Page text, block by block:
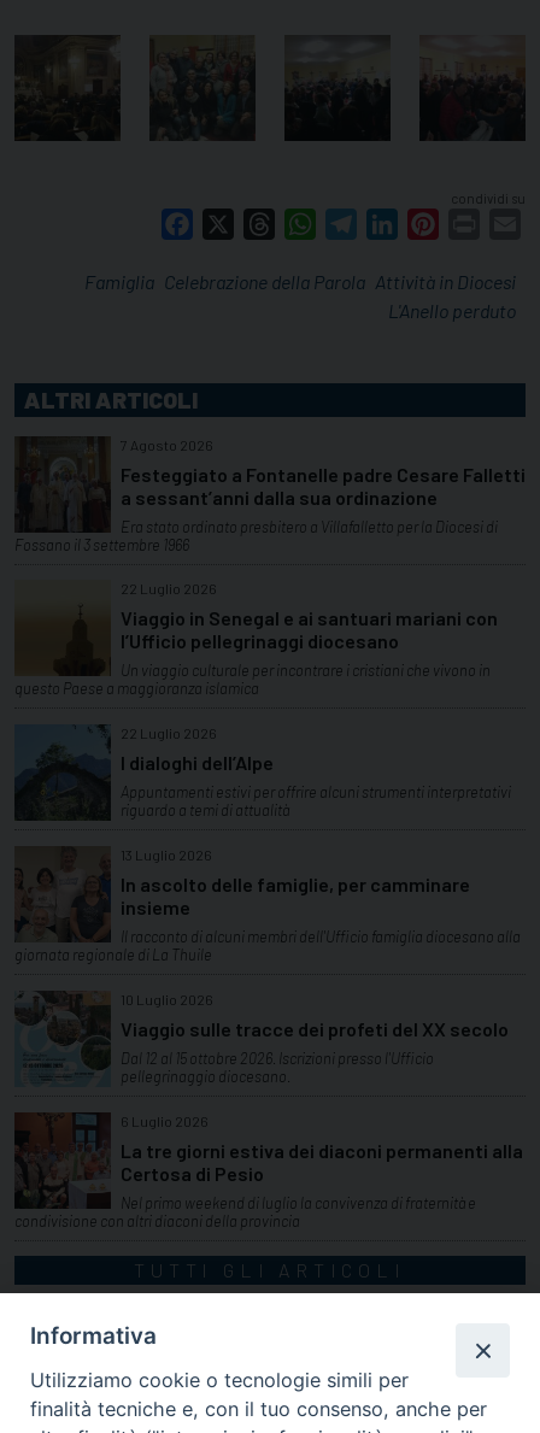
condividi su
Facebook ThreadsWhatsAppTelegramLinkedIn
Attività in Diocesi
Celebrazione della Parola
Famiglia
L'Anello perduto
ALTRI ARTICOLI
7 Agosto 2026
Festeggiato a Fontanelle padre Cesare Falletti
a sessant’anni dalla sua ordinazione
Era stato ordinato presbitero a Villafalletto per la Diocesi di
Fossano il 3 settembre 1966
22 Luglio 2026
Viaggio in Senegal e ai santuari mariani con
l’Ufficio pellegrinaggi diocesano
Un viaggio culturale per incontrare i cristiani che vivono in
questo Paese a maggioranza islamica
22 Luglio 2026
I dialoghi dell’Alpe
Appuntamenti estivi per offrire alcuni strumenti interpretativi
riguardo a temi di attualità
13 Luglio 2026
In ascolto delle famiglie, per camminare
insieme
Il racconto di alcuni membri dell'Ufficio famiglia diocesano alla
giornata regionale di La Thuile
10 Luglio 2026
Viaggio sulle tracce dei profeti del XX secolo
Dal 12 al 15 ottobre 2026. Iscrizioni presso l'Ufficio
pellegrinaggio diocesano.
6 Luglio 2026
La tre giorni estiva dei diaconi permanenti alla
Certosa di Pesio
Nel primo weekend di luglio la convivenza di fraternità e
condivisione con altri diaconi della provincia
TUTTI GLI ARTICOLI
Informativa
Utilizziamo cookie o tecnologie simili per
finalità tecniche e, con il tuo consenso, anche per